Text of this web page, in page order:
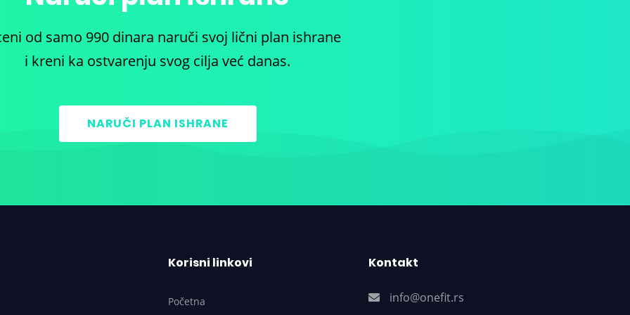
od samo 990 dinara naruči svoj lični plan ishrane
i kreni ka ostvarenju svog cilja već danas.
NARUČI PLAN ISHRANE
Korisni linkovi
Početna
Kontakt
info@onefit.rs